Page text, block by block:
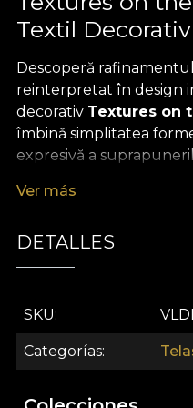
Textil Decorativ
Descoperă
reinterpretat în design
decorativ Textures on
îmbină simplitatea
expresivă a
într-o reală galerie de
pastelate la accente
și dinamism, invitând
Versatilitatea acestui
oferă libertatea de a-l
concept de decor: de
Ver más
DETALLES
SKU
Categorías